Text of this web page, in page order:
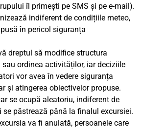
îl primești pe SMS și pe e-mail).
indiferent de condițiile meteo,
în pericol siguranța
dreptul să modifice structura
sau ordinea activităților, iar deciziile
vor avea în vedere siguranța
și atingerea obiectivelor propuse.
se ocupă aleatoriu, indiferent de
se păstrează până la finalul excursiei.
va fi anulată, persoanele care